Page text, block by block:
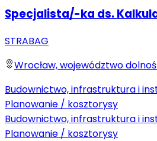
Specjalista/-ka ds.
STRABAG
Wrocław, województwo
Budownictwo, infrastruktura i
Planowanie / kosztorysy
Budownictwo, infrastruktura i
Planowanie / kosztorysy